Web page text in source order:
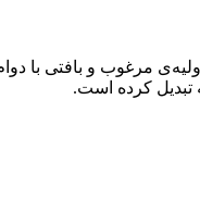
مرغوب و بافتی با
تبدیل کرده است.